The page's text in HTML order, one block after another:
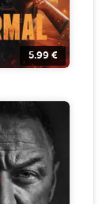
5.99 €